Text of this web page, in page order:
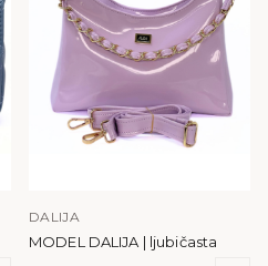
DALIJA
MODEL DALIJA | ljubičasta